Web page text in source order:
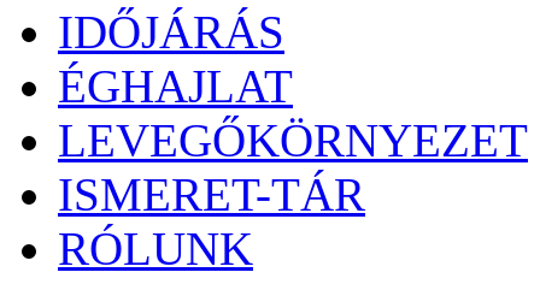
IDŐJÁRÁS
ÉGHAJLAT
LEVEGŐKÖRNYEZET
ISMERET-TÁR
RÓLUNK